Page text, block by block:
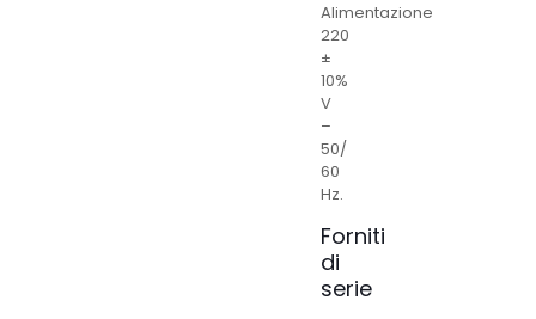
Alimentazione
220
±
10%
V
–
50/
60
Hz.
Forniti
di
serie